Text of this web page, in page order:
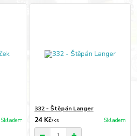
Skladem
332 - Štěpán Langer
24 Kč/ks Skladem